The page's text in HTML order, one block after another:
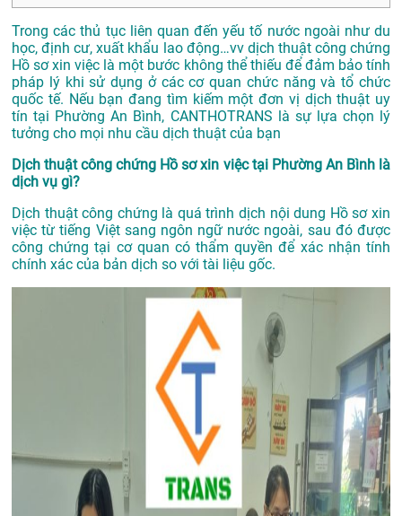
Trong các thủ tục liên quan đến yếu tố nước ngoài như du
học, định cư, xuất khẩu lao động…vv dịch thuật công chứng
Hồ sơ xin việc là một bước không thể thiếu để đảm bảo tính
pháp lý khi sử dụng ở các cơ quan chức năng và tổ chức
quốc tế. Nếu bạn đang tìm kiếm một đơn vị dịch thuật uy
tín tại Phường An Bình, CANTHOTRANS là sự lựa chọn lý
tưởng cho mọi nhu cầu dịch thuật của bạn
Dịch thuật công chứng Hồ sơ xin việc tại Phường An Bình là
dịch vụ gì?
Dịch thuật công chứng là quá trình dịch nội dung Hồ sơ xin
việc từ tiếng Việt sang ngôn ngữ nước ngoài, sau đó được
công chứng tại cơ quan có thẩm quyền để xác nhận tính
chính xác của bản dịch so với tài liệu gốc.